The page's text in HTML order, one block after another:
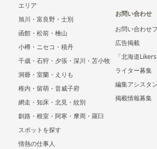
エリア
旭川・富良野・士別
函館・松前・檜山
小樽・ニセコ・積丹
千歳・石狩・夕張・深川・苫小牧
洞爺・室蘭・えりも
稚内・留萌・音威子府
網走・知床・北見・紋別
釧路・根室・阿寒・摩周・羅臼
スポットを探す
情熱の仕事人
お問い合わせ
お問い合わせ
広告掲載
「北海道
ライター募集
編集アシスタ
掲載情報募集